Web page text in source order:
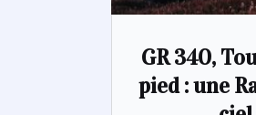
GR 340,
pied : une